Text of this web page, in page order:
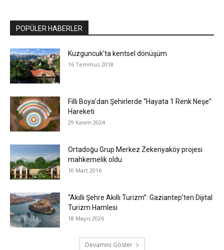
POPÜLER HABERLER
Kuzguncuk’ta kentsel dönüşüm
16 Temmuz 2018
Filli Boya’dan Şehirlerde “Hayata 1 Renk Neşe”
Hareketi
29 Kasım 2024
Ortadoğu Grup Merkez Zekeriyaköy projesi
mahkemelik oldu
10 Mart 2016
“Akıllı Şehre Akıllı Turizm”: Gaziantep’ten Dijital
Turizm Hamlesi
18 Mayıs 2026
Devamını Göster